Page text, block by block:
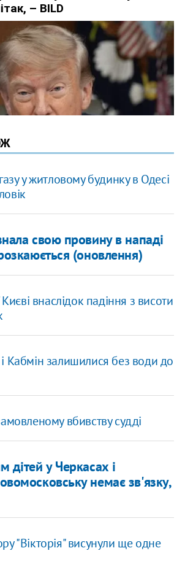
у житловому будинку в Одесі
свою провину в нападі
(оновлення)
внаслідок падіння з висоти
Кабмін залишилися без води до
вбивству судді
дітей у Черкасах і
немає зв'язку,
"Вікторія" висунули ще одне